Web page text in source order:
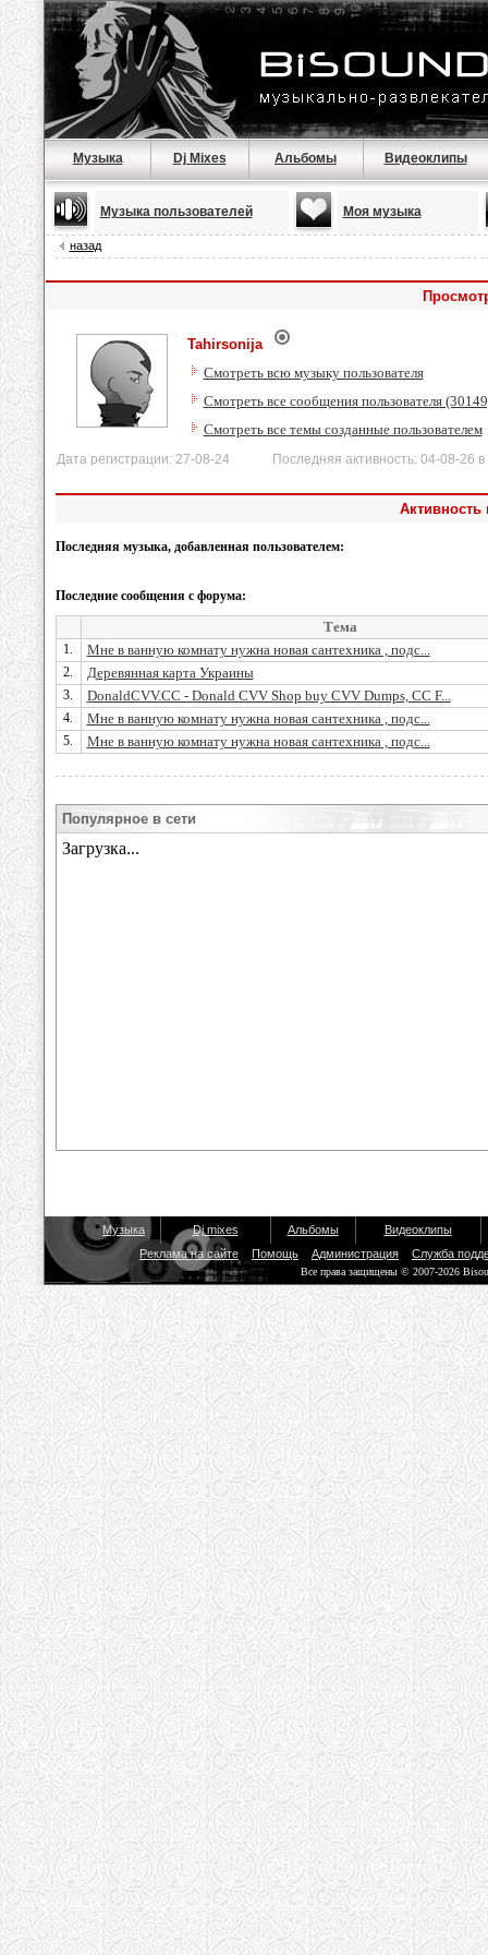
Музыка Dj Mixes Альбомы Видеоклипы
Музыка пользователей Моя музыка
назад
Tahirsonija
Смотреть всю музыку пользователя
Смотреть все сообщения пользователя
Смотреть все темы созданные пользователем
Дата регистрации: 27-08-24 Последняя активность: 04-08-26 в
Активность
Последняя музыка, добавленная пользователем:
Последние сообщения с форума:
Тема
1. Мне в ванную комнату нужна новая сантехника , подс...
2. Деревянная карта Украины
3. DonaldCVV.CC - Donald CVV Shop buy CVV Dumps, CC F...
4. Мне в ванную комнату нужна новая сантехника , подс...
5. Мне в ванную комнату нужна новая сантехника , подс...
Популярное в сети
Музыка Dj mixes Альбомы
Видеоклипы
Реклама на сайте
Помощь Администрация Служба
Все права защищены © 2007-2026